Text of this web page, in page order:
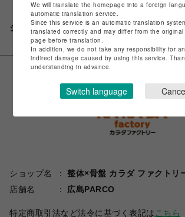
シェアする
ショップ名
整体×骨盤 カラダ ファクトリ
店舗名
広島PARCO
特定商取引法など法令に基づく表記は こちら
We will translate the homepage into a foreign
automatic translation service.
Since this service is an automatic translation
translated correctly and may differ from the
page before translation.
In addition, we do not take any responsibility for
indirect damage caused by using this service.
understanding in advance.
Switch language